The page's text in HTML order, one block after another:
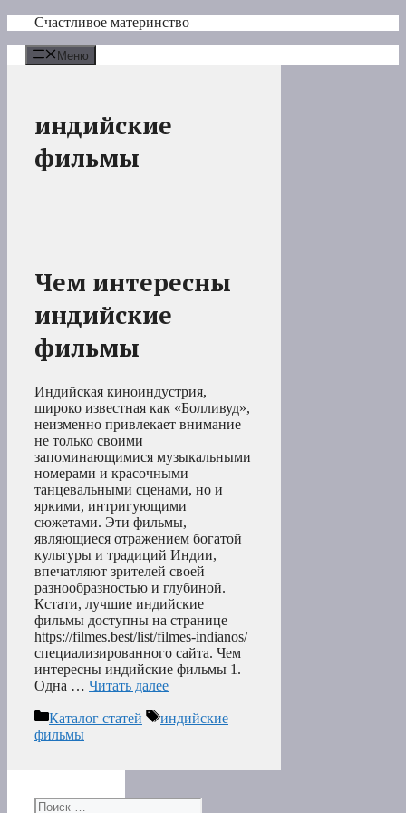
Перейти
содержимому
Счастливое материнство
Меню
индийские
фильмы
Чем интересны
индийские
фильмы
Индийская киноиндустрия,
широко известная как «Болливуд»,
неизменно привлекает внимание
не только своими
запоминающимися музыкальными
номерами и красочными
танцевальными сценами, но и
яркими, интригующими
сюжетами. Эти фильмы,
являющиеся отражением богатой
культуры и традиций Индии,
впечатляют зрителей своей
разнообразностью и глубиной.
Кстати, лучшие индийские
фильмы доступны на странице
https://filmes.best/list/filmes-indianos/
специализированного сайта. Чем
интересны индийские фильмы 1.
Одна … Читать далее
Рубрики
Каталог статей Метки
индийские
фильмы
Поиск: